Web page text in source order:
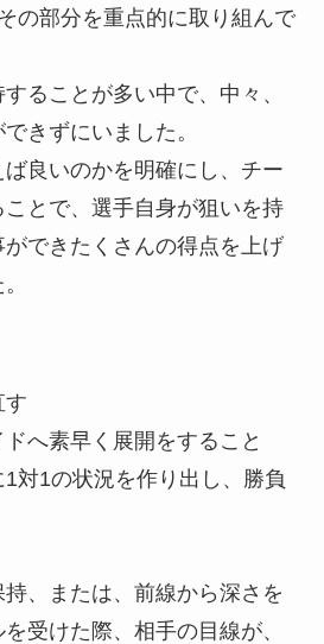
の部分を重点的に取り組んで
ることが多い中で、中々、
きずにいました。
良いのかを明確にし、チー
とで、選手自身が狙いを持
できたくさんの得点を上げ
す
へ素早く展開をすること
対1の状況を作り出し、勝負
、または、前線から深さを
受けた際、相手の目線が、